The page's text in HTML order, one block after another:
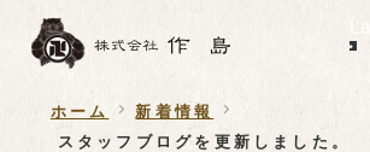
ホーム
新着情報
スタッフブログを更新しました。